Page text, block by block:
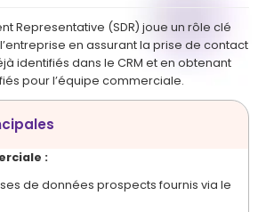
Representative (SDR) joue un rôle clé
en assurant la prise de contact
identifiés dans le CRM et en obtenant
pour l’équipe commerciale.
:
de données prospects fournis via le